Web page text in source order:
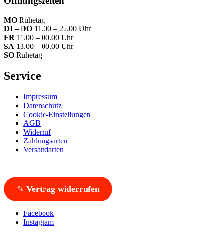
MO Ruhetag
DI – DO 11.00 – 22.00 Uhr
FR 11.00 – 00.00 Uhr
SA 13.00 – 00.00 Uhr
SO Ruhetag
Service
Impressum
Datenschutz
Cookie-Einstellungen
AGB
Widerruf
Zahlungsarten
Versandarten
✎ Vertrag widerrufen
Facebook
Instagram